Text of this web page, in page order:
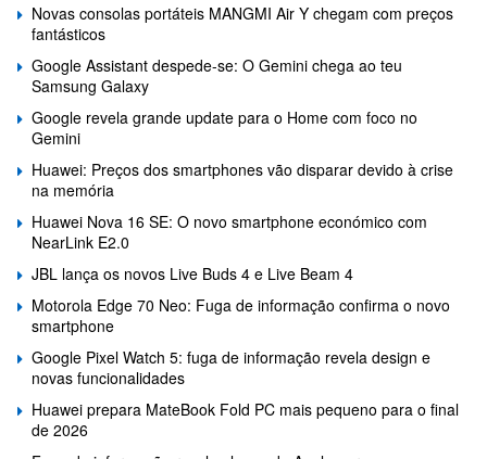
Novas consolas portáteis MANGMI Air Y chegam com preços
fantásticos
Google Assistant despede-se: O Gemini chega ao teu
Samsung Galaxy
Google revela grande update para o Home com foco no
Gemini
Huawei: Preços dos smartphones vão disparar devido à crise
na memória
Huawei Nova 16 SE: O novo smartphone económico com
NearLink E2.0
JBL lança os novos Live Buds 4 e Live Beam 4
Motorola Edge 70 Neo: Fuga de informação confirma o novo
smartphone
Google Pixel Watch 5: fuga de informação revela design e
novas funcionalidades
Huawei prepara MateBook Fold PC mais pequeno para o final
de 2026